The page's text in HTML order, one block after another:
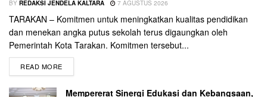
BY REDAKSI JENDELA KALTARA 7 AGUSTUS 2026
TARAKAN – Komitmen untuk meningkatkan kualitas pendidikan
dan menekan angka putus sekolah terus digaungkan oleh
Pemerintah Kota Tarakan. Komitmen tersebut...
READ MORE
Mempererat Sinergi Edukasi dan Kebangsaan,